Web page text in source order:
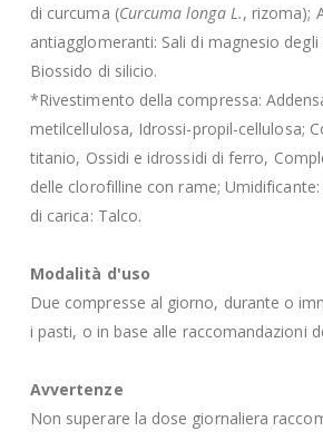
di curcuma (Curcuma longa L., rizoma);
antiagglomeranti: Sali di magnesio degli
Biossido di silicio.
*Rivestimento della compressa:
metilcellulosa, Idrossi-propil-cellulosa;
titanio, Ossidi e idrossidi di ferro,
delle clorofilline con rame; Umidificante:
di carica: Talco.
Modalità d'uso
Due compresse al giorno, durante o
i pasti, o in base alle raccomandazioni
Avvertenze
Non superare la dose giornaliera